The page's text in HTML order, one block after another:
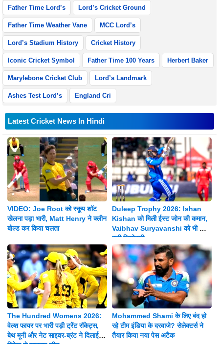
Father Time Lord’s Lord’s Cricket Ground
Father Time Weather Vane MCC Lord’s
Lord’s Stadium History Cricket History
Iconic Cricket Symbol Father Time 100 Years Herbert Baker
Marylebone Cricket Club Lord’s Landmark
Ashes Test Lord’s England Cri
Latest Cricket News In Hindi
VIDEO: Joe Root को स्कूप शॉट
खेलना पड़ा भारी, Matt Henry ने क्लीन
बोल्ड कर किया चलता
Duleep Trophy 2026: Ishan
Kishan को मिली ईस्ट जोन की कमान,
Vaibhav Suryavanshi को भी मिली
बड़ी जिम्मेदारी
The Hundred Womens 2026:
वेल्श फायर पर भारी पड़ी ट्रेंट रॉकेट्स,
बेथ मूनी और नेट साइवर-ब्रंट ने दिलाई 8
विकेट से शानदार जीत
Mohammed Shami के लिए बंद हो
रहे टीम इंडिया के दरवाजे? सेलेक्टर्स ने
तैयार किया नया पेस अटैक